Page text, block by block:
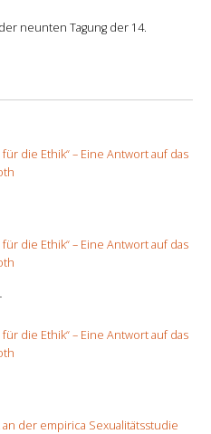
neunten Tagung der 14.
die Ethik“ – Eine Antwort auf das
die Ethik“ – Eine Antwort auf das
die Ethik“ – Eine Antwort auf das
der empirica Sexualitätsstudie